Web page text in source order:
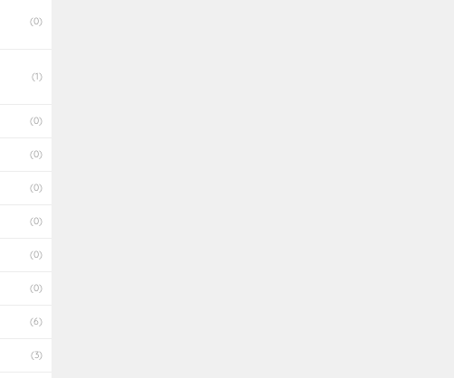
(0)
(1)
(0)
(0)
(0)
(0)
(0)
(0)
(6)
(3)